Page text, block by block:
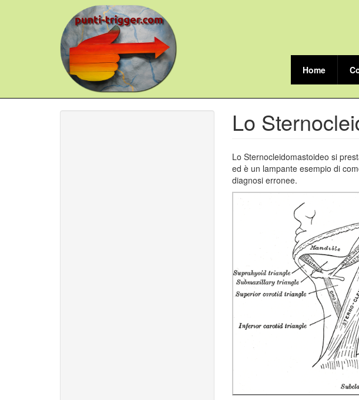
Home
Lo
Lo Sternocleidomastoideo si
ed è un lampante esempio di
diagnosi erronee.